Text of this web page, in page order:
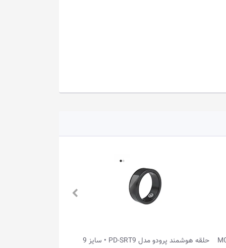
دستبند سلامتی WHOOP مدل MG LIFE